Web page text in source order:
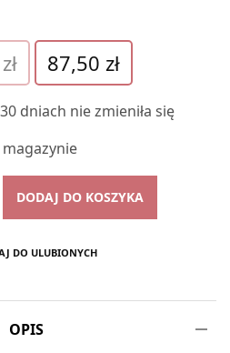
zł
cena
87,50 zł
87,50 zł.
dniach nie zmieniła się
DODAJ DO KOSZYKA
DO ULUBIONYCH
OPIS